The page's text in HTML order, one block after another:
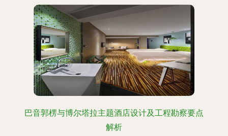
巴音郭楞与博尔塔拉主题酒店设计及工程勘察要点
解析